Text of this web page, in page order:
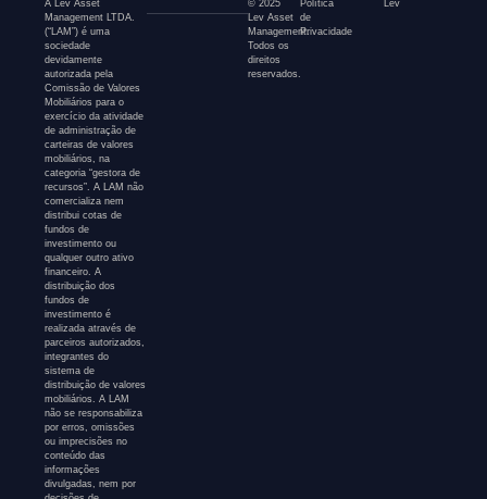
A Lev Asset
Management LTDA.
(“LAM”) é uma
sociedade
devidamente
autorizada pela
Comissão de Valores
Mobiliários para o
exercício da atividade
de administração de
carteiras de valores
mobiliários, na
categoria “gestora de
recursos”. A LAM não
comercializa nem
distribui cotas de
fundos de
investimento ou
qualquer outro ativo
financeiro. A
distribuição dos
fundos de
investimento é
realizada através de
parceiros autorizados,
integrantes do
sistema de
distribuição de valores
mobiliários. A LAM
não se responsabiliza
por erros, omissões
ou imprecisões no
conteúdo das
informações
divulgadas, nem por
© 2025
Lev Asset
Management.
Todos os
direitos
reservados.
Política
de
Privacidade
Lev